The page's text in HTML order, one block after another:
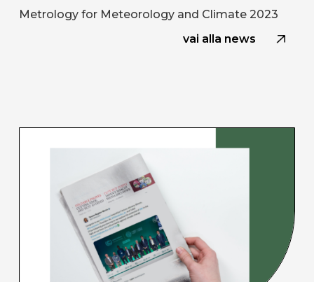
Metrology for Meteorology and Climate 2023
vai alla news